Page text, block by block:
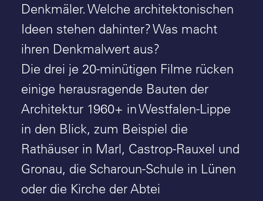
Denkmäler. Welche architektonischen
Ideen stehen dahinter? Was macht
ihren Denkmalwert aus?
Die drei je 20-minütigen Filme rücken
einige herausragende Bauten der
Architektur 1960+ in Westfalen-Lippe
in den Blick, zum Beispiel die
Rathäuser in Marl, Castrop-Rauxel und
Gronau, die Scharoun-Schule in Lünen
oder die Kirche der Abtei